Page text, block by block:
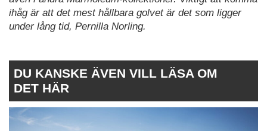
ihåg är att det mest hållbara golvet är det som ligger
under lång tid, Pernilla Norling.
DU KANSKE ÄVEN VILL LÄSA OM
DET HÄR